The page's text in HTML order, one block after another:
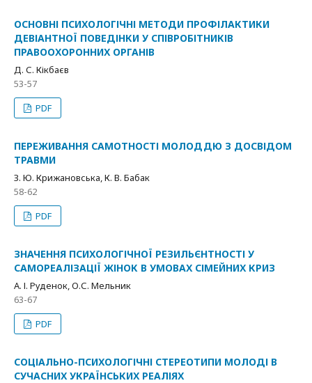
ОСНОВНІ ПСИХОЛОГІЧНІ МЕТОДИ ПРОФІЛАКТИКИ
ДЕВІАНТНОЇ ПОВЕДІНКИ У СПІВРОБІТНИКІВ
ПРАВООХОРОННИХ ОРГАНІВ
Д. С. Кікбаєв
53-57
PDF
ПЕРЕЖИВАННЯ САМОТНОСТІ МОЛОДДЮ З ДОСВІДОМ
ТРАВМИ
З. Ю. Крижановська, К. В. Бабак
58-62
PDF
ЗНАЧЕННЯ ПСИХОЛОГІЧНОЇ РЕЗИЛЬЄНТНОСТІ У
САМОРЕАЛІЗАЦІЇ ЖІНОК В УМОВАХ СІМЕЙНИХ КРИЗ
А. І. Руденок, О.С. Мельник
63-67
PDF
СОЦІАЛЬНО-ПСИХОЛОГІЧНІ СТЕРЕОТИПИ МОЛОДІ В
СУЧАСНИХ УКРАЇНСЬКИХ РЕАЛІЯХ